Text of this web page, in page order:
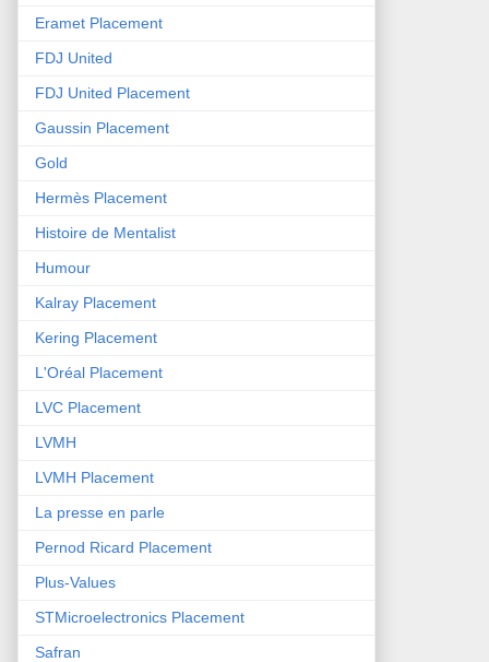
Eramet Placement
FDJ United
FDJ United Placement
Gaussin Placement
Gold
Hermès Placement
Histoire de Mentalist
Humour
Kalray Placement
Kering Placement
L'Oréal Placement
LVC Placement
LVMH
LVMH Placement
La presse en parle
Pernod Ricard Placement
Plus-Values
STMicroelectronics Placement
Safran